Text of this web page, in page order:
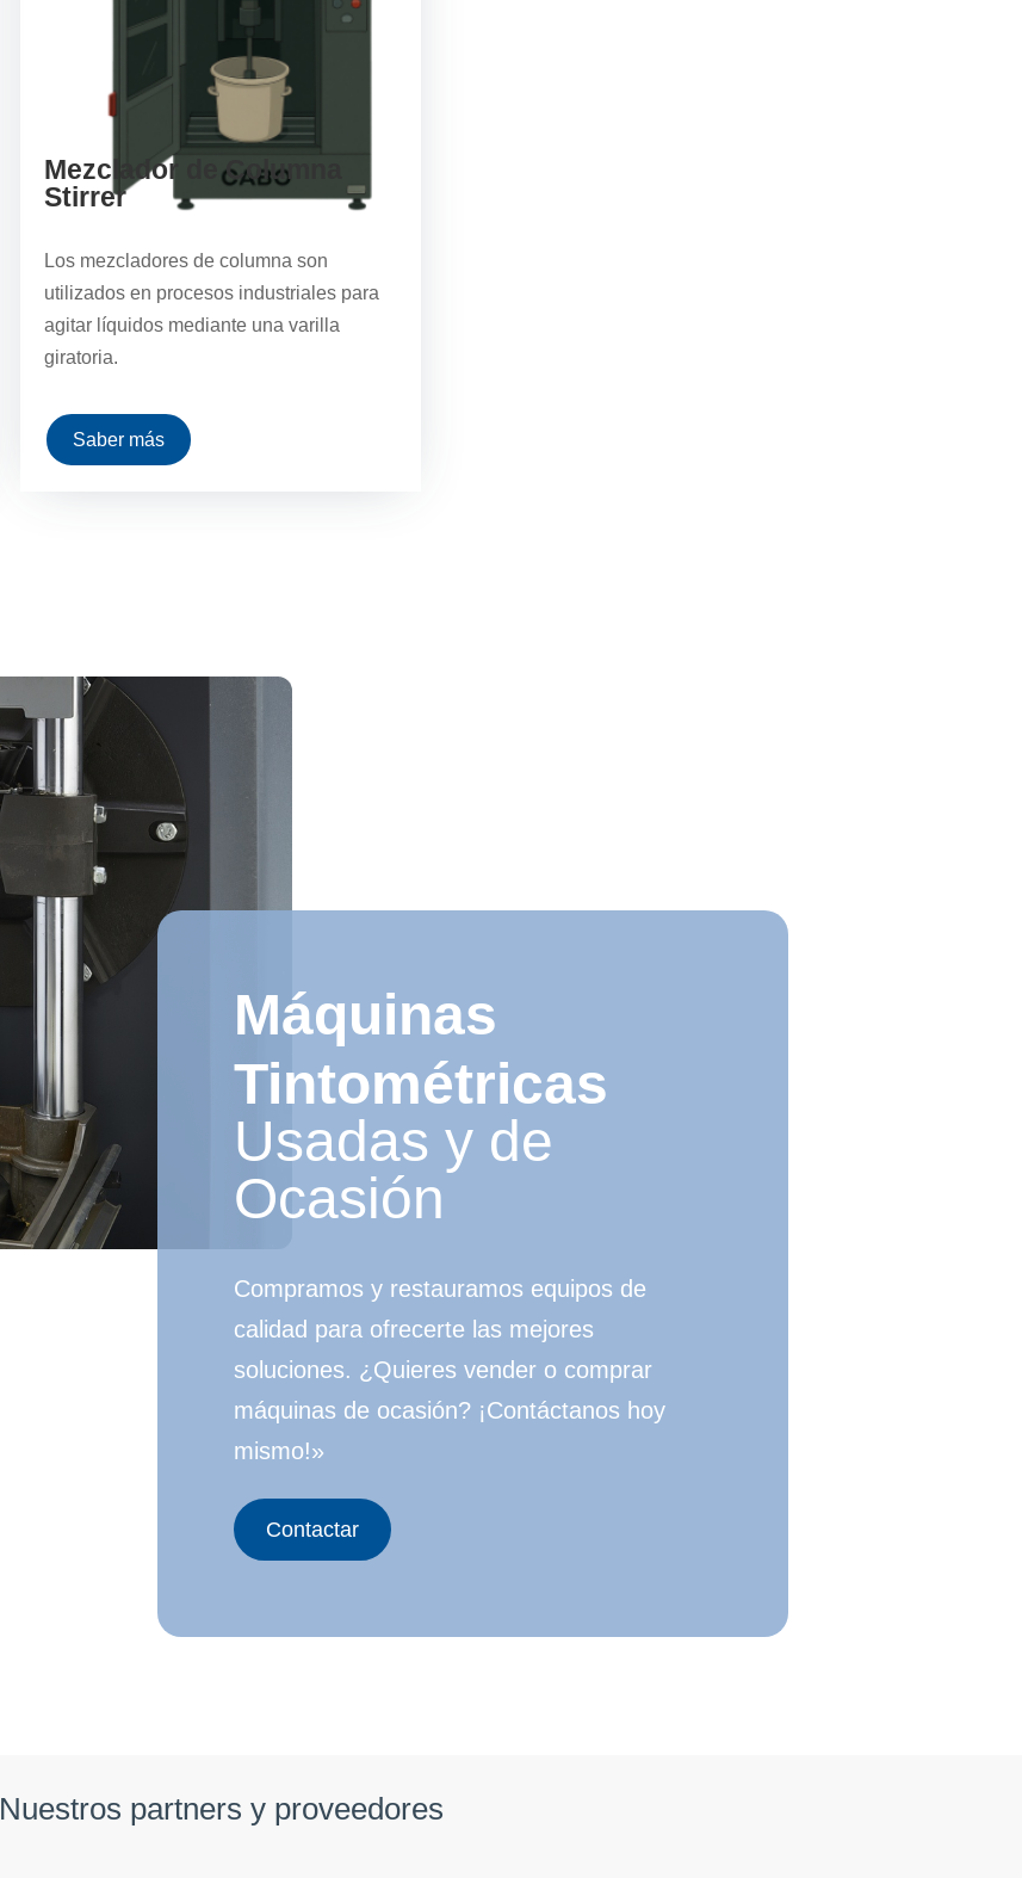
Mezclador de Columna
Stirrer
Los mezcladores de columna son
utilizados en procesos industriales para
agitar líquidos mediante una varilla
giratoria.
Saber más
Máquinas
Tintométricas
Usadas y de
Ocasión
Compramos y restauramos equipos de
calidad para ofrecerte las mejores
soluciones. ¿Quieres vender o comprar
máquinas de ocasión? ¡Contáctanos hoy
mismo!»
Contactar
Nuestros partners y proveedores